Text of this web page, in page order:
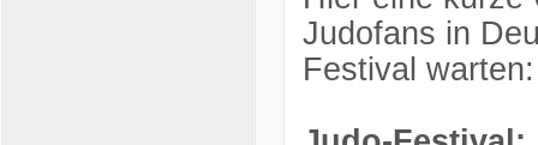
Judofans in
Festival warten: